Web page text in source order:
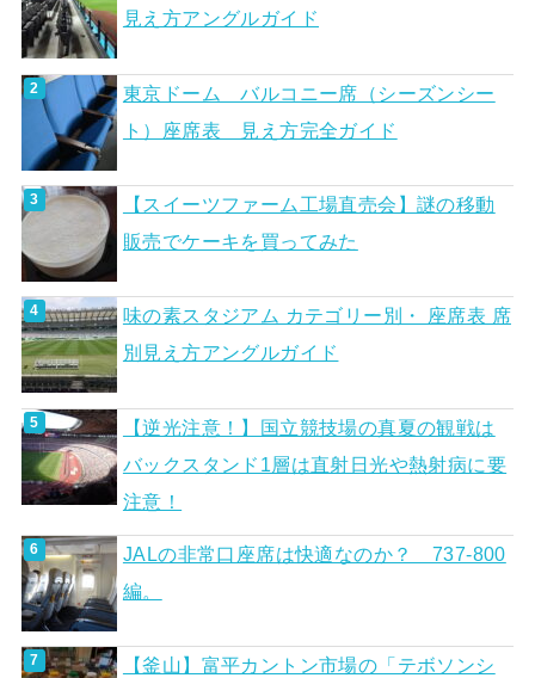
見え方アングルガイド
東京ドーム バルコニー席（シーズンシー
ト）座席表 見え方完全ガイド
【スイーツファーム工場直売会】謎の移動
販売でケーキを買ってみた
味の素スタジアム カテゴリー別・ 座席表 席
別見え方アングルガイド
【逆光注意！】国立競技場の真夏の観戦は
バックスタンド1層は直射日光や熱射病に要
注意！
JALの非常口座席は快適なのか？ 737-800
編。
【釜山】富平カントン市場の「テボソンシ